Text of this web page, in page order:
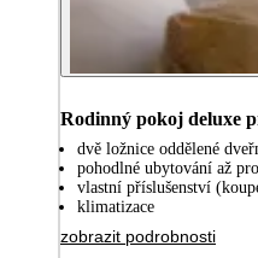
Rodinný pokoj deluxe
dvě ložnice oddělené
pohodlné ubytování až
vlastní příslušenství
klimatizace
zobrazit podrobnosti